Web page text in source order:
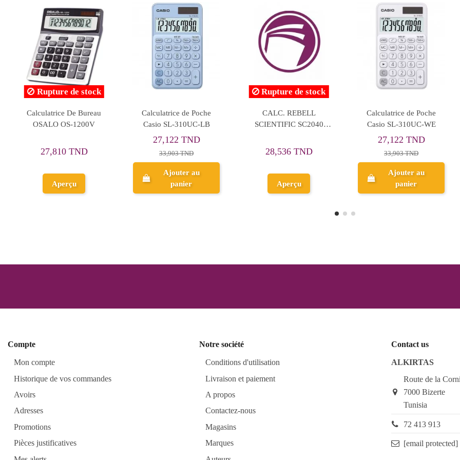
De Bureau
MS-20UC-LB
44,899 TND
Ajouter au
Calculatrice de Bureau
Etanche Casio WM-
98,853 TND
Ajouter au
panier
Calculatrice de Poche
Casio SL-310UC-BU
33,903 TND
Ajouter au
Rupture de stock
Calculatrice de Bureau
Casio DJ-120D Plus
68,919 TND
Aperçu
Compte
Mon compte
Historique de vos commandes
Avoirs
Adresses
Promotions
Pièces justificatives
Notre société
Conditions d'utilisation
Livraison et paiement
A propos
Contactez-nous
Magasins
Marques
Contact us
ALKIRTAS
Route de la
7000 Bizerte
Tunisia
72 413 913
[email protected]